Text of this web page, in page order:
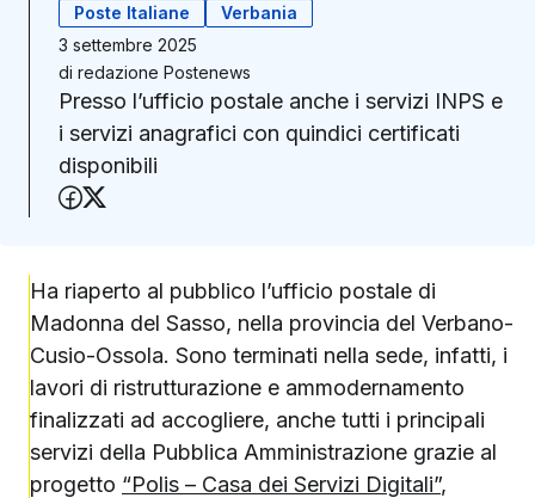
Poste Italiane
Verbania
3 settembre 2025
di redazione Postenews
Presso l’ufficio postale anche i servizi INPS e
i servizi anagrafici con quindici certificati
disponibili
Condividi su Facebook
Ha riaperto al pubblico l’ufficio postale di
Madonna del Sasso, nella provincia del Verbano-
Cusio-Ossola. Sono terminati nella sede, infatti, i
lavori di ristrutturazione e ammodernamento
finalizzati ad accogliere, anche tutti i principali
servizi della Pubblica Amministrazione grazie al
progetto “Polis – Casa dei Servizi Digitali”,